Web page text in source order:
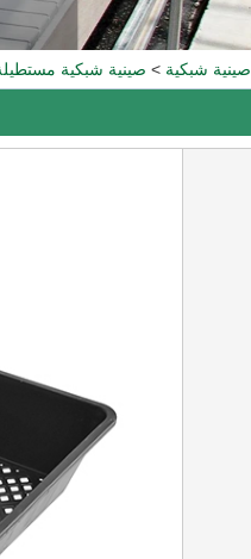
صينية شبكية > صينية شبكية